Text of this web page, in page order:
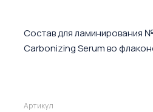
Состав для ламинирования
Carbonizing Serum во
Артикул